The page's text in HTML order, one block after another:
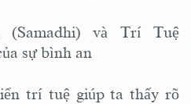
(Samadhi) và Trí Tuệ
sự bình an
trí tuệ giúp ta thấy rõ